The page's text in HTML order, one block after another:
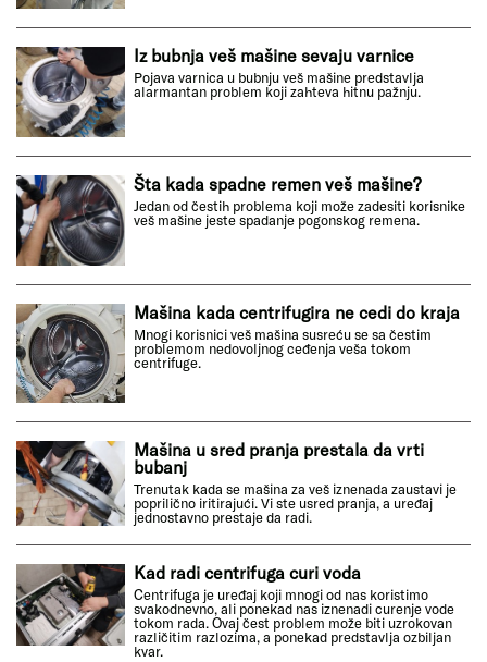
Iz bubnja veš mašine sevaju varnice
Pojava varnica u bubnju veš mašine predstavlja
alarmantan problem koji zahteva hitnu pažnju.
Šta kada spadne remen veš mašine?
Jedan od čestih problema koji može zadesiti korisnike
veš mašine jeste spadanje pogonskog remena.
Mašina kada centrifugira ne cedi do kraja
Mnogi korisnici veš mašina susreću se sa čestim
problemom nedovoljnog ceđenja veša tokom
centrifuge.
Mašina u sred pranja prestala da vrti
bubanj
Trenutak kada se mašina za veš iznenada zaustavi je
poprilično iritirajući. Vi ste usred pranja, a uređaj
jednostavno prestaje da radi.
Kad radi centrifuga curi voda
Centrifuga je uređaj koji mnogi od nas koristimo
svakodnevno, ali ponekad nas iznenadi curenje vode
tokom rada. Ovaj čest problem može biti uzrokovan
različitim razlozima, a ponekad predstavlja ozbiljan
kvar.